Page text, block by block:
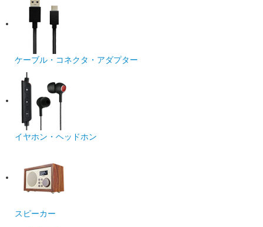
ケーブル・コネクタ・アダプター
イヤホン・ヘッドホン
スピーカー